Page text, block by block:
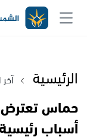
الرئيسية آخر
حماس تعترض
أسباب